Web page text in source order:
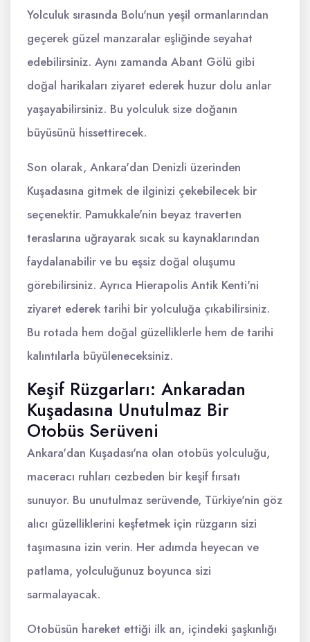
Yolculuk sırasında Bolu'nun yeşil ormanlarından
geçerek güzel manzaralar eşliğinde seyahat
edebilirsiniz. Aynı zamanda Abant Gölü gibi
doğal harikaları ziyaret ederek huzur dolu anlar
yaşayabilirsiniz. Bu yolculuk size doğanın
büyüsünü hissettirecek.
Son olarak, Ankara'dan Denizli üzerinden
Kuşadasına gitmek de ilginizi çekebilecek bir
seçenektir. Pamukkale'nin beyaz traverten
teraslarına uğrayarak sıcak su kaynaklarından
faydalanabilir ve bu eşsiz doğal oluşumu
görebilirsiniz. Ayrıca Hierapolis Antik Kenti'ni
ziyaret ederek tarihi bir yolculuğa çıkabilirsiniz.
Bu rotada hem doğal güzelliklerle hem de tarihi
kalıntılarla büyüleneceksiniz.
Keşif Rüzgarları: Ankaradan
Kuşadasına Unutulmaz Bir
Otobüs Serüveni
Ankara'dan Kuşadası'na olan otobüs yolculuğu,
maceracı ruhları cezbeden bir keşif fırsatı
sunuyor. Bu unutulmaz serüvende, Türkiye'nin göz
alıcı güzelliklerini keşfetmek için rüzgarın sizi
taşımasına izin verin. Her adımda heyecan ve
patlama, yolculuğunuz boyunca sizi
sarmalayacak.
Otobüsün hareket ettiği ilk an, içindeki şaşkınlığı